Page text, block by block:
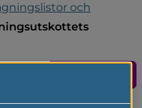
och